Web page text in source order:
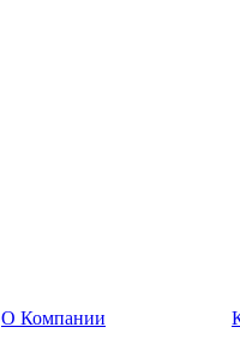
О Компании